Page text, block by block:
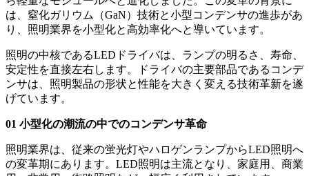
は、窒化ガリウム（GaN）技術と小型コンデンサの進歩があ
り、照明業界を小型化と高効率化へと導いています。
照明の中核であるLEDドライバは、ランプの明るさ、寿命、
安定性を直接左右します。ドライバの主要部品であるコンデ
ンサは、照明製品の形状と性能を大きく変える技術革新を遂
げています。
01 小型化の潮流の中でのコンデンサ革命
照明業界は、従来の蛍光灯やハロゲンランプからLED照明へ
の変革期にあります。LED照明は主流となり、家庭用、商業